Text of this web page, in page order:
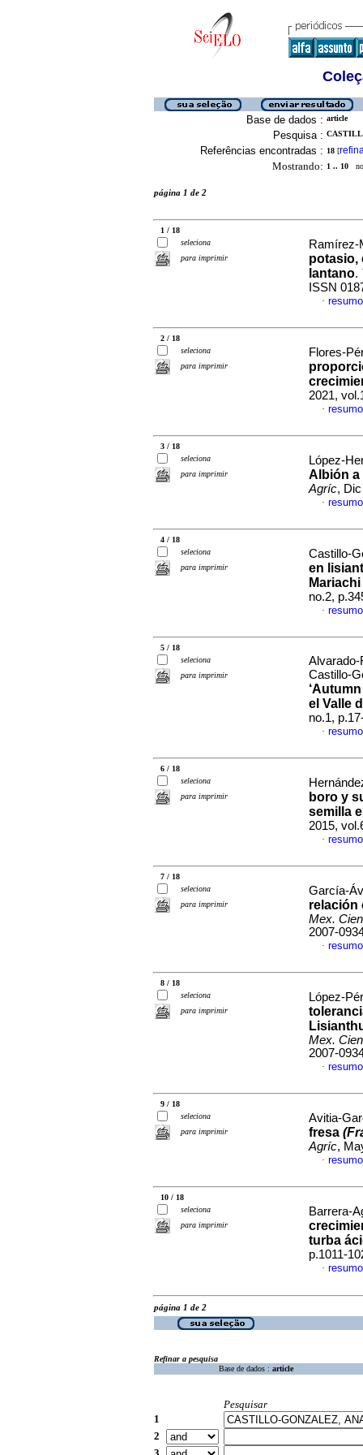
Base de dados : article
Pesquisa :
Referências encontradas : 18 [
Mostrando: 1 .. 10
página 1 de 2
1 / 18
seleciona
para imprimir
Ramírez-
potasio,
lantano.
ISSN
·
2 / 18
seleciona
para imprimir
Flores-
2021,
·
3 / 18
seleciona
para imprimir
López-
Albión a
Agríc,
·
4 / 18
seleciona
para imprimir
Castillo-
en
no.2,
·
5 / 18
seleciona
para imprimir
Alvarado-
Castillo-
el Valle
no.1,
·
6 / 18
seleciona
para imprimir
boro y
semilla
2015,
·
7 / 18
seleciona
para imprimir
García-
relación
Mex.
2007-
·
8 / 18
seleciona
para imprimir
López-
Mex.
2007-
·
9 / 18
seleciona
para imprimir
Avitia-
fresa
Agríc,
·
10 / 18
seleciona
para imprimir
Barrera-
turba
p.1011-
·
página 1 de 2
Refinar a pesquisa
Base de dados : article
Pesquisar
1
2